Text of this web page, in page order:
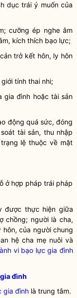
dục trái ý muốn của
cưỡng ép nghe âm
kích thích bạo lực;
trở kết hôn, ly hôn
tính thai nhi;
gia đình hoặc tài sản
động quá sức, đóng
tài sản, thu nhập
lệ thuộc về mặt
ở hợp pháp trái pháp
được thực hiện giữa
chồng; người là cha,
hôn, của người chung
hệ cha mẹ nuôi và
vi bạo lực gia đình
đình
gia đình là trung tâm.